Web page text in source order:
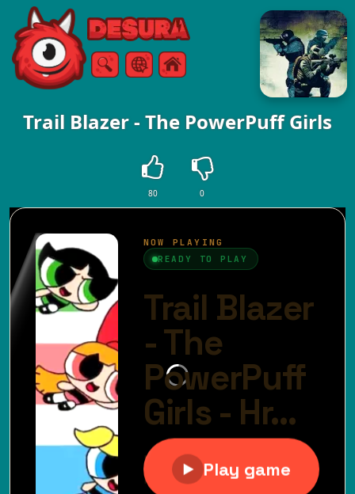
Free Online Games
Vyhľadávanie
Ponuka
Trail Blazer - The PowerPuff Girls
80 0